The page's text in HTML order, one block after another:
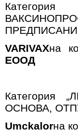
VARIVAXна
ЕООД
Категория
ОСНОВА,
Umckalorна